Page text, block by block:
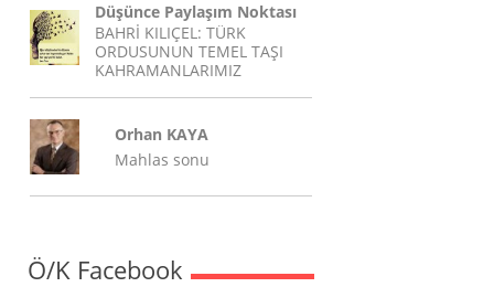
Düşünce Paylaşım Noktası
BAHRİ KILIÇEL: TÜRK
ORDUSUNUN TEMEL TAŞI
KAHRAMANLARIMIZ
Orhan KAYA
Mahlas sonu
Ö/K Facebook